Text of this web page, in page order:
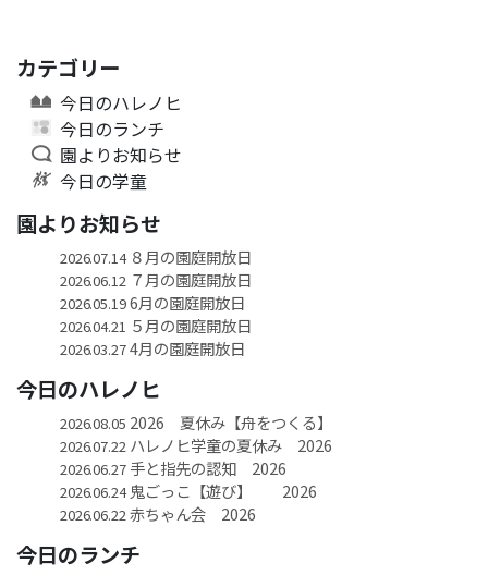
カテゴリー
今日のハレノヒ
今日のランチ
園よりお知らせ
今日の学童
園よりお知らせ
2026.07.14８月の園庭開放日
2026.06.12 ７月の園庭開放日
2026.05.196月の園庭開放日
2026.04.21 ５月の園庭開放日
2026.03.274月の園庭開放日
今日のハレノヒ
2026.08.05 2026 夏休み【舟をつくる】
2026.07.22 ハレノヒ学童の夏休み 2026
2026.06.27手と指先の認知 2026
2026.06.24鬼ごっこ【遊び】 2026
2026.06.22赤ちゃん会 2026
今日のランチ